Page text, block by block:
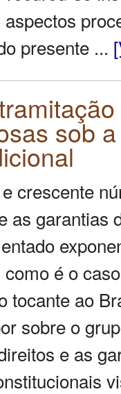
presente ...
sob
crescente
as garantias
é o
tocante ao
sobre o
e as